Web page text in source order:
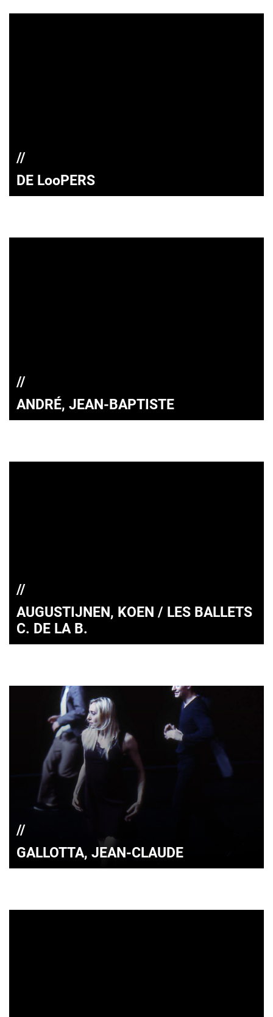
DE LooPERS
ANDRÉ, JEAN-BAPTISTE
AUGUSTIJNEN, KOEN / LES BALLETS
C. DE LA B.
GALLOTTA, JEAN-CLAUDE